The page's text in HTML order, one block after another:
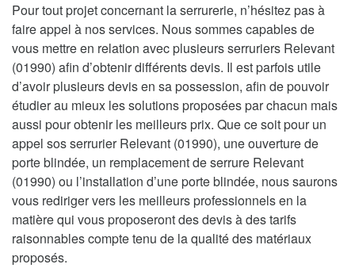
Pour tout projet concernant la serrurerie, n’hésitez pas à
faire appel à nos services. Nous sommes capables de
vous mettre en relation avec plusieurs serruriers Relevant
(01990) afin d’obtenir différents devis. Il est parfois utile
d’avoir plusieurs devis en sa possession, afin de pouvoir
étudier au mieux les solutions proposées par chacun mais
aussi pour obtenir les meilleurs prix. Que ce soit pour un
appel sos serrurier Relevant (01990), une ouverture de
porte blindée, un remplacement de serrure Relevant
(01990) ou l’installation d’une porte blindée, nous saurons
vous rediriger vers les meilleurs professionnels en la
matière qui vous proposeront des devis à des tarifs
raisonnables compte tenu de la qualité des matériaux
proposés.